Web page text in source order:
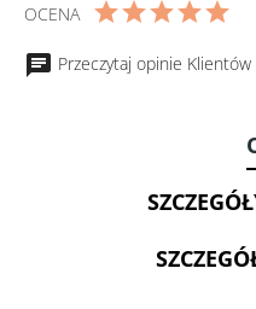
Modeny
250
OCENA
Przeczytaj opinie Klientów